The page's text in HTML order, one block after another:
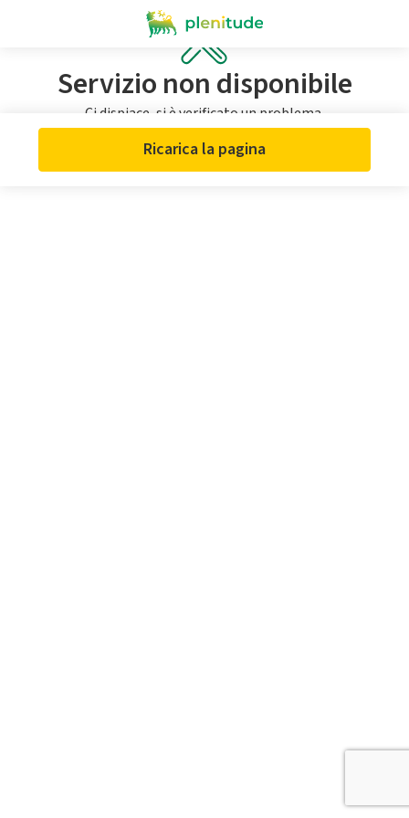
Servizio non disponibile
Ci dispiace, si è verificato un problema.
Ricarica la pagina